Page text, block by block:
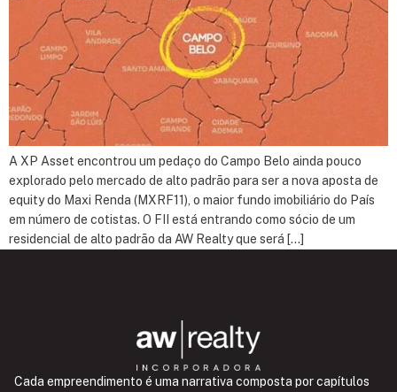
A XP Asset encontrou um pedaço do Campo Belo ainda pouco
explorado pelo mercado de alto padrão para ser a nova aposta de
equity do Maxi Renda (MXRF11), o maior fundo imobiliário do País
em número de cotistas. O FII está entrando como sócio de um
residencial de alto padrão da AW Realty que será […]
Cada empreendimento é uma narrativa composta por capítulos